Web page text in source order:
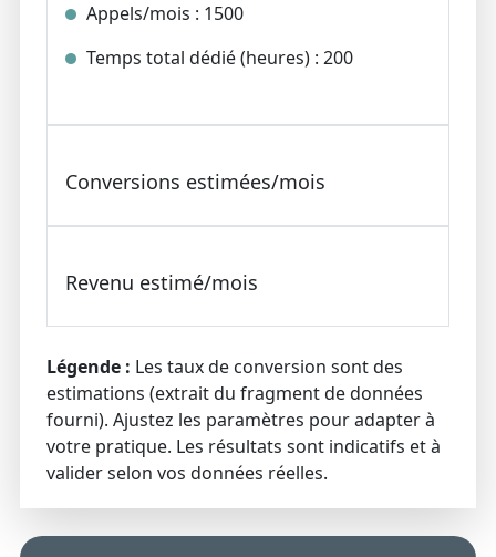
Appels/mois : 1500
Temps total dédié (heures) :200
Conversions estimées/mois
Revenu estimé/mois
Légende : Les taux de conversion sont des
estimations (extrait du fragment de données
fourni). Ajustez les paramètres pour adapter à
votre pratique. Les résultats sont indicatifs et à
valider selon vos données réelles.